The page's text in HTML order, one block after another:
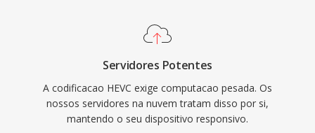
Servidores Potentes
A codificacao HEVC exige computacao pesada. Os
nossos servidores na nuvem tratam disso por si,
mantendo o seu dispositivo responsivo.